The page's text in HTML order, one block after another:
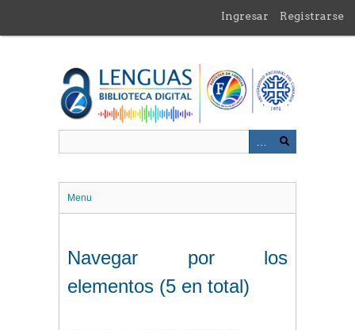
contenido
Ingresar Registrarse
Menu
Navegar por los
elementos (5 en total)